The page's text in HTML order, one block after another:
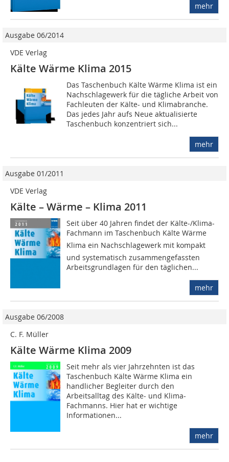
mehr
Ausgabe 06/2014
VDE Verlag
Kälte Wärme Klima 2015
Das Taschenbuch Kälte Wärme Klima ist ein
Nachschlagewerk für die tägliche Arbeit von
Fachleuten der Kälte- und Klimabranche.
Das jedes Jahr aufs Neue aktualisierte
Taschenbuch konzentriert sich...
mehr
Ausgabe 01/2011
VDE Verlag
Kälte – Wärme – Klima 2011
Seit über 40 Jahren findet der Kälte-/Klima-
Fachmann im Taschenbuch Kälte Wärme
Klima ein Nachschlagewerk mit kompakt
und systematisch zusammengefassten
Arbeitsgrundlagen für den täglichen...
mehr
Ausgabe 06/2008
C. F. Müller
Kälte Wärme Klima 2009
Seit mehr als vier Jahrzehnten ist das
Taschenbuch Kälte Wärme Klima ein
handlicher Begleiter durch den
Arbeitsalltag des Kälte- und Klima-
Fachmanns. Hier hat er wichtige
Informationen...
mehr